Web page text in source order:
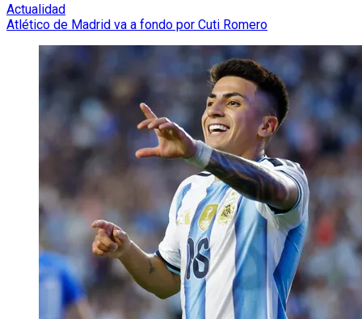
Actualidad
Atlético de Madrid va a fondo por Cuti Romero